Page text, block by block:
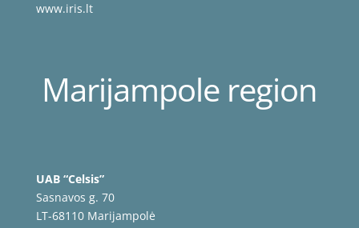
www.iris.lt
Marijampole region
UAB “Celsis”
Sasnavos g. 70
LT-68110 Marijampolė